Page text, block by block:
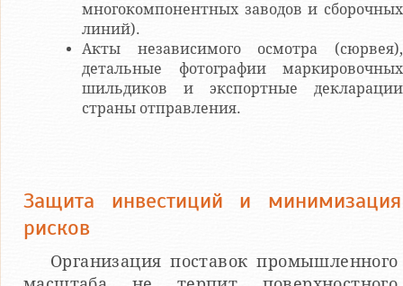
многокомпонентных заводов и сборочных
линий).
Акты независимого осмотра (сюрвея),
детальные фотографии маркировочных
шильдиков и экспортные декларации
страны отправления.
Защита инвестиций и минимизация
рисков
Организация поставок промышленного